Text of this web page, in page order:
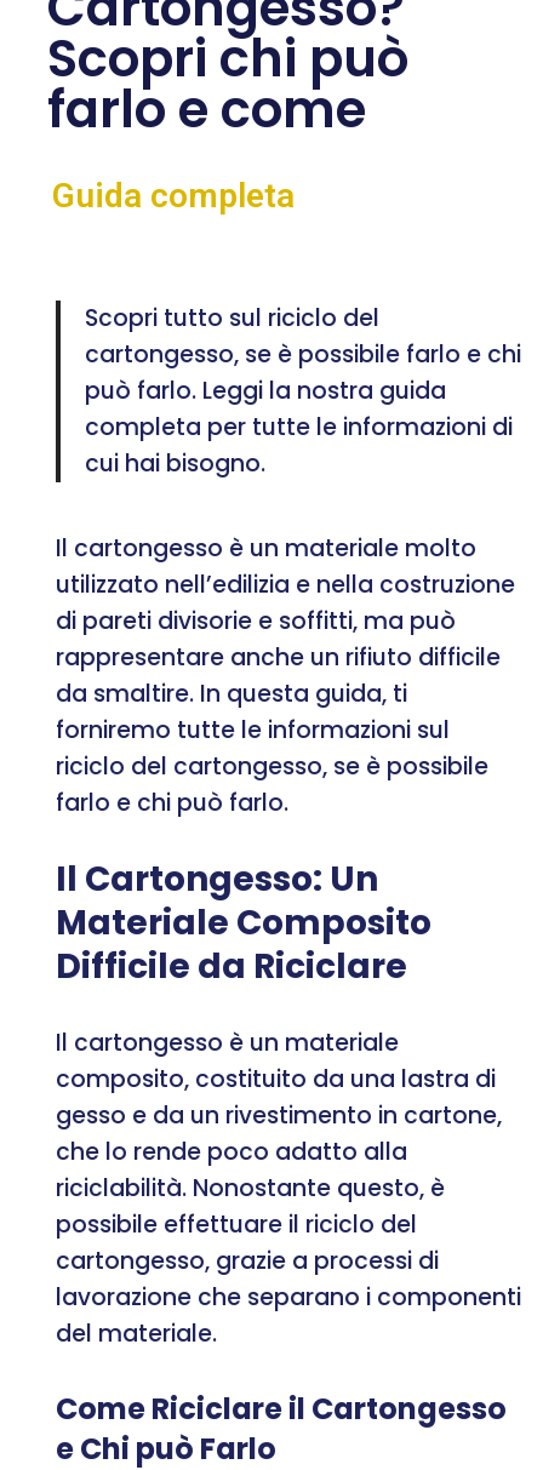
Scopri chi può
farlo e come
Guida completa
Scopri tutto sul riciclo del
cartongesso, se è possibile farlo e chi
può farlo. Leggi la nostra guida
completa per tutte le informazioni di
cui hai bisogno.
Il cartongesso è un materiale molto
utilizzato nell’edilizia e nella costruzione
di pareti divisorie e soffitti, ma può
rappresentare anche un rifiuto difficile
da smaltire. In questa guida, ti
forniremo tutte le informazioni sul
riciclo del cartongesso, se è possibile
farlo e chi può farlo.
Il Cartongesso: Un
Materiale Composito
Difficile da Riciclare
Il cartongesso è un materiale
composito, costituito da una lastra di
gesso e da un rivestimento in cartone,
che lo rende poco adatto alla
riciclabilità. Nonostante questo, è
possibile effettuare il riciclo del
cartongesso, grazie a processi di
lavorazione che separano i componenti
del materiale.
Come Riciclare il Cartongesso
e Chi può Farlo